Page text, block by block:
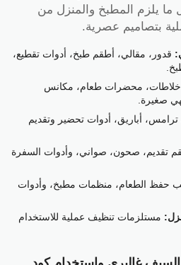
يلزم المطبخ والمنزل من
بتصاميم عصرية.
قدور، مقالي، أطقم طبخ، أدوات تقطيع،
خلاطات، محضرات طعام، مكانس
صغيرة.
ترامس، أباريق، أدوات تحضير وتقديم
تقديم، صحون، صواني، وأدوات السفرة
حفظ الطعام، منظمات مطبخ، وأدوات
مستلزمات تنظيف عملية للاستخدام